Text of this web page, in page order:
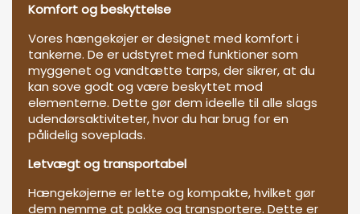
Komfort og beskyttelse
Vores hængekøjer er designet med komfort i
tankerne. De er udstyret med funktioner som
myggenet og vandtætte tarps, der sikrer, at du
kan sove godt og være beskyttet mod
elementerne. Dette gør dem ideelle til alle slags
udendørsaktiviteter, hvor du har brug for en
pålidelig soveplads.
Letvægt og transportabel
Hængekøjerne er lette og kompakte, hvilket gør
dem nemme at pakke og transportere. Dette er